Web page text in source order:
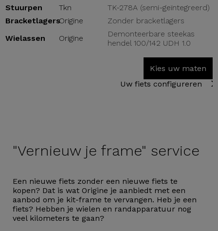
Stuurpen
Tkn
TK-278A (semi-geïntegreerd)
BracketlagersOrigine
Zonder bracketlagers
Wielassen
Origine
Demonteerbare steekas
hendel 100/142 UDH 1.0
Kies uw maten
Uw fiets configureren
"Vernieuw je frame" service
Een nieuwe fiets zonder een nieuwe fiets te
kopen? Dat is wat Origine je aanbiedt met een
aanbod om je kit-frame te vervangen. Heb je een
fiets? Hebben je wielen en randapparatuur nog
veel kilometers te gaan?